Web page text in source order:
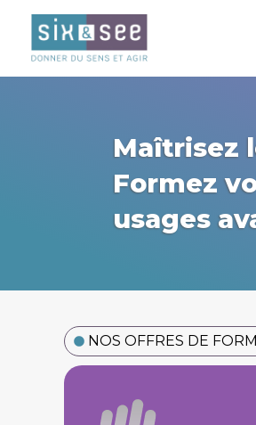
Aller
contenu
Maîtrisez
Formez
usages
NOS OFFRES DE